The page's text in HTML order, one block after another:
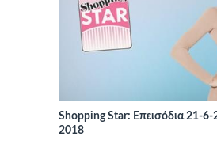
Shopping Star: Επεισόδια 21-6-
2018